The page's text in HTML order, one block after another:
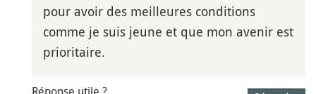
pour avoir des meilleures conditions
comme je suis jeune et que mon avenir est
prioritaire.